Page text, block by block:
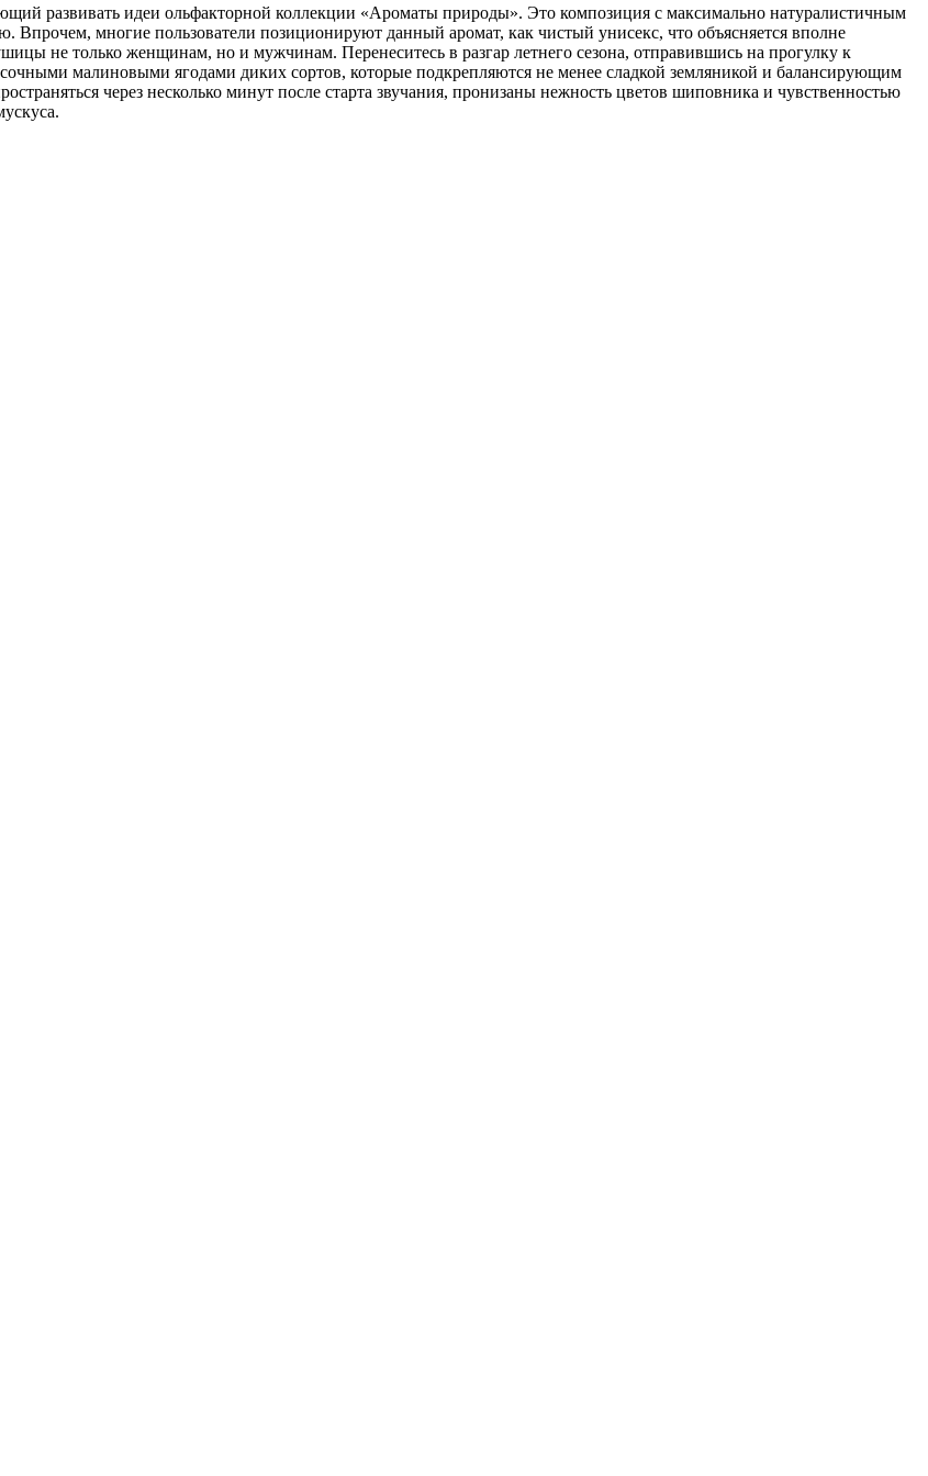
развивать идеи ольфакторной коллекции «Ароматы природы». Это композиция с максимально натуралистичным
многие пользователи позиционируют данный аромат, как чистый унисекс, что объясняется вполне
не только женщинам, но и мужчинам. Перенеситесь в разгар летнего сезона, отправившись на прогулку к
малиновыми ягодами диких сортов, которые подкрепляются не менее сладкой земляникой и балансирующим
через несколько минут после старта звучания, пронизаны нежность цветов шиповника и чувственностью